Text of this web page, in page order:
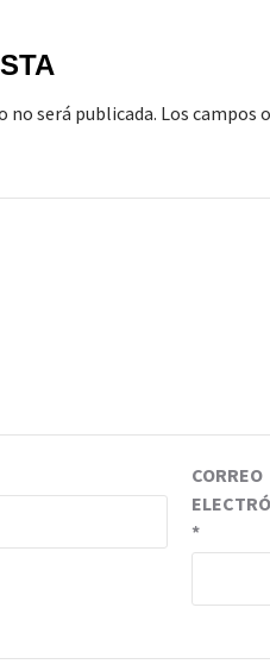
no será publicada. Los campos
CORREO
*